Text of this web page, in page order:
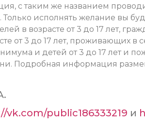
с таким же названием
Только исполнять желание вы
в возрасте от 3 до 17 лет,
от 3 до 17 лет, проживающих
и детей от 3 до 17 лет и
Подробная информация
vk.com/public186333219 и